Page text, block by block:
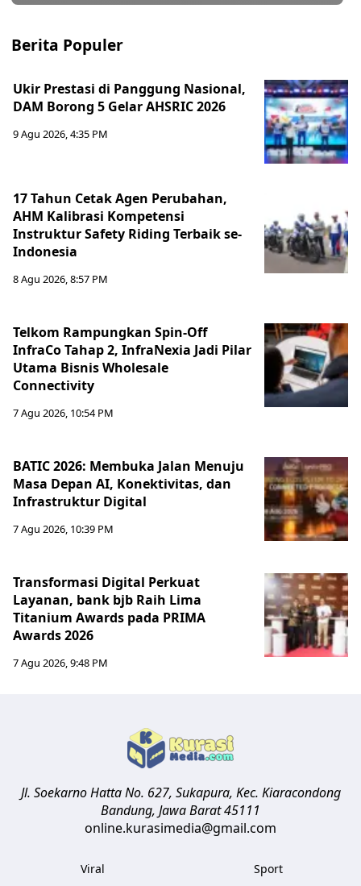
Berita Populer
Ukir Prestasi di Panggung Nasional,
DAM Borong 5 Gelar AHSRIC 2026
9 Agu 2026, 4:35 PM
17 Tahun Cetak Agen Perubahan,
AHM Kalibrasi Kompetensi
Instruktur Safety Riding Terbaik se-
Indonesia
8 Agu 2026, 8:57 PM
Telkom Rampungkan Spin-Off
InfraCo Tahap 2, InfraNexia Jadi Pilar
Utama Bisnis Wholesale
Connectivity
7 Agu 2026, 10:54 PM
BATIC 2026: Membuka Jalan Menuju
Masa Depan AI, Konektivitas, dan
Infrastruktur Digital
7 Agu 2026, 10:39 PM
Transformasi Digital Perkuat
Layanan, bank bjb Raih Lima
Titanium Awards pada PRIMA
Awards 2026
7 Agu 2026, 9:48 PM
Jl. Soekarno Hatta No. 627, Sukapura, Kec. Kiaracondong
Bandung, Jawa Barat45111
online.kurasimedia@gmail.com
Viral Sport